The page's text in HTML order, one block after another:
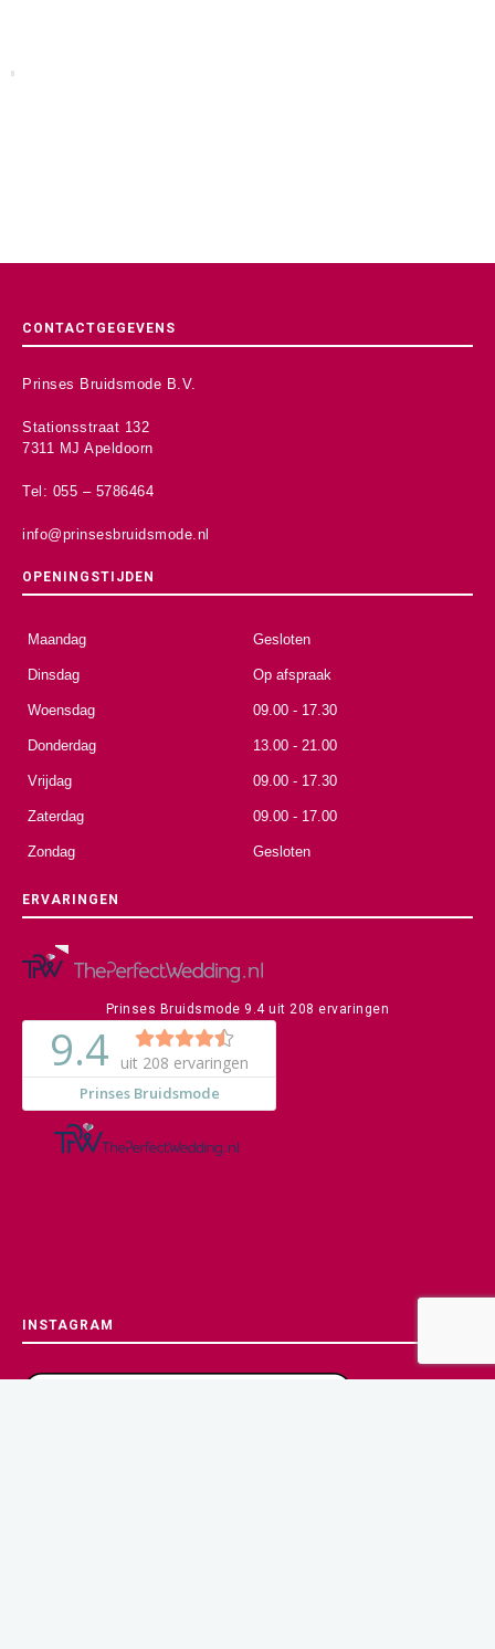
CONTACTGEGEVENS
Prinses Bruidsmode B.V.
Stationsstraat 132
7311 MJ Apeldoorn
Tel: 055 – 5786464
info@prinsesbruidsmode.nl
OPENINGSTIJDEN
Maandag Gesloten
Dinsdag Op afspraak
Woensdag 09.00 - 17.30
Donderdag 13.00 - 21.00
Vrijdag 09.00 - 17.30
Zaterdag 09.00 - 17.00
Zondag Gesloten
ERVARINGEN
Prinses Bruidsmode 9.4uit 208 ervaringen
INSTAGRAM